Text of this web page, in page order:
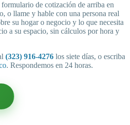
de cotización de arriba en
o llame y hable con una persona real
su hogar o negocio y lo que necesita
a su espacio, sin cálculos por hora y
(323) 916-4276 los siete días, o escriba
. Respondemos en 24 horas.